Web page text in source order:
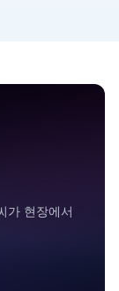
가 현장에서